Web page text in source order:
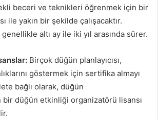
beceri ve teknikleri öğrenmek için bir
ile yakın bir şekilde çalışacaktır.
altı ay ile iki yıl arasında sürer.
Birçok düğün planlayıcısı,
göstermek için sertifika almayı
bağlı olarak, düğün
düğün etkinliği organizatörü lisansı